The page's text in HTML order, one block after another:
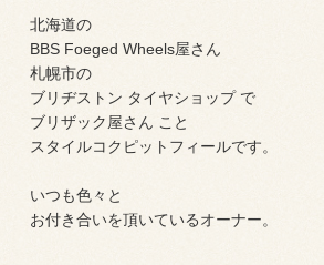
北海道の
BBS Foeged Wheels屋さん
札幌市の
ブリヂストン タイヤショップ で
ブリザック屋さん こと
スタイルコクピットフィールです。
いつも色々と
お付き合いを頂いているオーナー。